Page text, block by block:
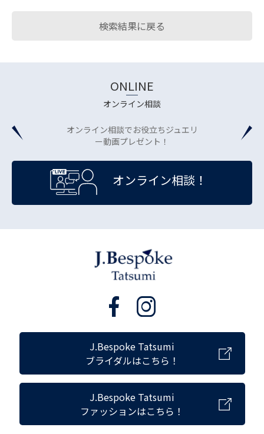
検索結果に戻る
ONLINE
オンライン相談
オンライン相談でお役立ちジュエリ
ー動画プレゼント！
オンライン相談！
J.Bespoke Tatsumi
ブライダルはこちら！
J.Bespoke Tatsumi
ファッションはこちら！